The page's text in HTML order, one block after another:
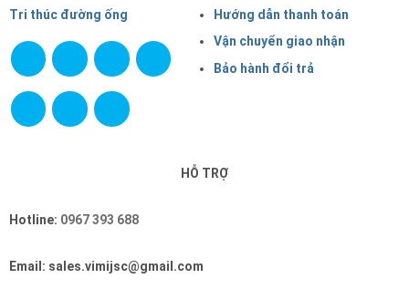
Tri thúc đường ống
Hướng dẫn thanh toán
Vận chuyển giao nhận
Bảo hành đổi trả
HỖ TRỢ
Hotline: 0967 393 688
Email: sales.vimijsc@gmail.com